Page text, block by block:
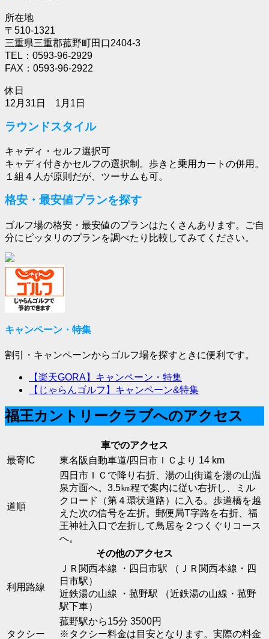
所在地
〒510-1321
三重県三重郡菰野町田口2404-3
TEL：0593-96-2929
FAX：0593-96-2922
休日
12月31日 1月1日
ラウンドスタイル
キャディ・セルフ選択可
キャディ付きかセルフの選択制。歩きと乗用カートの併用。
１組４人が原則だが、ツーサムも可。
格安・最安値プランを探す
ゴルフ場の格安・最安値のプランはたくさんあります。ご自
分にピッタリのプランを調べたり比較してみてください。
キャンペーン・特集
割引・キャンペーンからゴルフ場を探すときに便利です。
【楽天GORA】キャンペーン・特集
【じゃらんゴルフ】キャンペーン&特集
福王カントリークラブへのアクセス
車でのアクセス
最寄IC
東名阪自動車道/四日市ＩＣより 14 km
道順
四日市ＩＣで降り右折、湯の山街道を湯の山温
泉方面へ。3.5㎞程で案内に従い右折し、ミル
クロード（第４環状道路）に入る。歩道橋を越
えた次の信号を左折。郵便局T字路を右折、福
王神社入口で左折して鳥居を２つくぐりコース
へ。
その他のアクセス
利用路線
ＪＲ関西本線 ・四日市駅 （ＪＲ関西本線・四
日市駅）
近鉄湯の山線 ・菰野駅 （近鉄湯の山線・菰野
駅下車）
タクシー
菰野駅から15分 3500円
※タクシー料金は目安となります。実際の料金